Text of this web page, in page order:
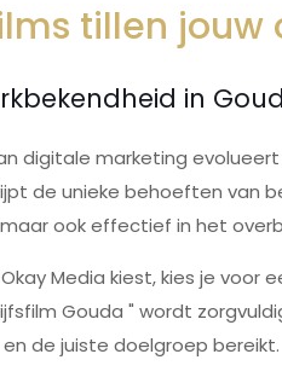
tillen jouw
in
digitale marketing
de unieke behoeften van
maar ook effectief in het
Media kiest, kies je
Gouda " wordt
de juiste doelgroep bereikt.